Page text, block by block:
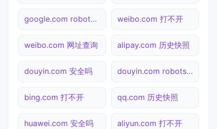
google.com robots.txt检测 weibo.com 打不开
weibo.com 网址查询 alipay.com 历史快照
douyin.com 安全吗 douyin.com robots.txt检测
bing.com 打不开 qq.com 历史快照
huawei.com 安全吗 aliyun.com 打不开